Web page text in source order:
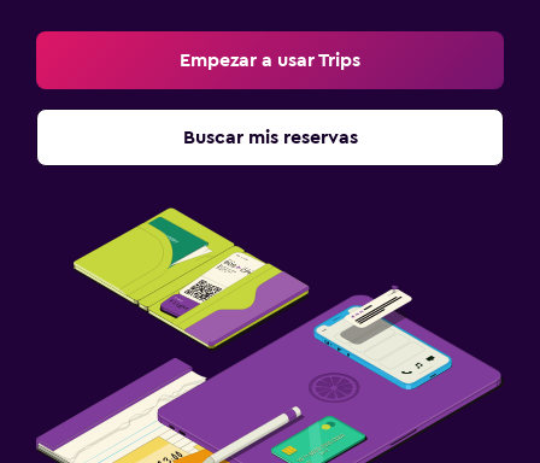
Empezar a usar Trips
Buscar mis reservas